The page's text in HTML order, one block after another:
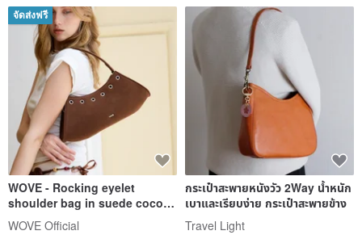
จัดส่งฟรี
WOVE - Rocking eyelet
shoulder bag in suede cocoa
brown
WOVE Official
กระเป๋าสะพายหนังวัว 2Way น้ำหนัก
เบาและเรียบง่าย กระเป๋าสะพายข้าง
Travel Light